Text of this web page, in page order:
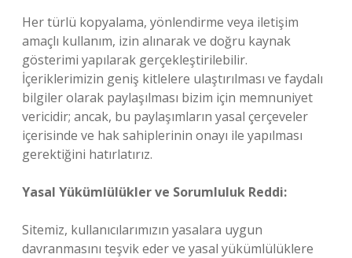
Her türlü kopyalama, yönlendirme veya iletişim
amaçlı kullanım, izin alınarak ve doğru kaynak
gösterimi yapılarak gerçekleştirilebilir.
İçeriklerimizin geniş kitlelere ulaştırılması ve faydalı
bilgiler olarak paylaşılması bizim için memnuniyet
vericidir; ancak, bu paylaşımların yasal çerçeveler
içerisinde ve hak sahiplerinin onayı ile yapılması
gerektiğini hatırlatırız.
Yasal Yükümlülükler ve Sorumluluk Reddi:
Sitemiz, kullanıcılarımızın yasalara uygun
davranmasını teşvik eder ve yasal yükümlülüklere